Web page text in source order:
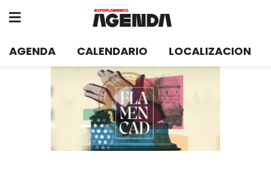
AGENDA CALENDARIO LOCALIZACION